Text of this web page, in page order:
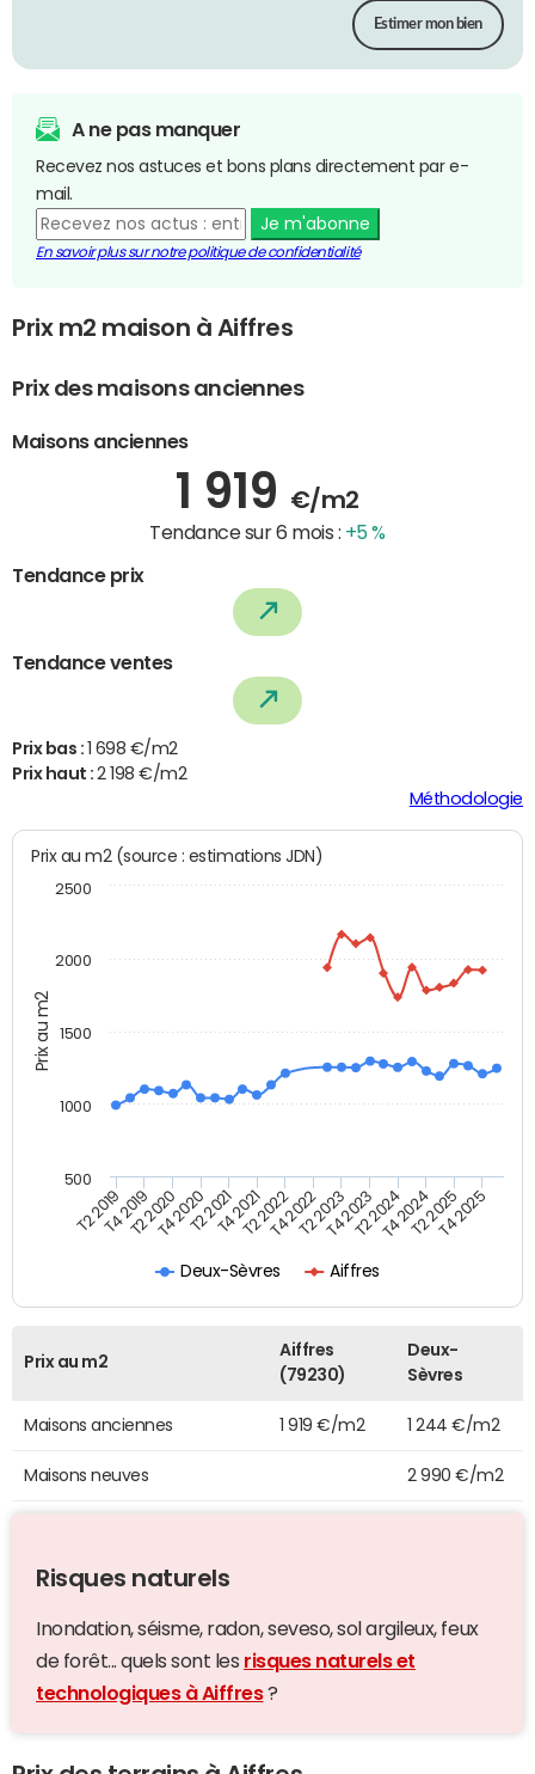
Estimer mon bien
A ne pas manquer
Recevez nos astuces et bons plans directement par e-
mail.
Je m'abonne
En savoir plus sur notre politique de confidentialité
Prix m2 maison à Aiffres
Prix des maisons anciennes
Maisons anciennes
1 919 €/m2
Tendance sur 6 mois : +5 %
Tendance prix
Tendance ventes
Prix bas :
1 698 €/m2
Prix haut :2 198 €/m2
Méthodologie
Prix au m2
Prix au m2 (source : estimations JDN)
Deux-Sèvres Aiffres
T2 2019T4 2019T2 2020T4 2020T2 2021T4 2021T2 2022T4 2022T2 2023T4 2023T2 2024T4 2024T2 2025T4 2025
1000
1500
2000
500
2500
Prix au m2
Aiffres
(79230)
Deux-
Sèvres
Maisons anciennes 1 919 €/m2 1 244 €/m2
Maisons neuves 2 990 €/m2
Risques naturels
Inondation, séisme, radon, seveso, sol argileux, feux
de forêt... quels sont les risques naturels et
technologiques à Aiffres?